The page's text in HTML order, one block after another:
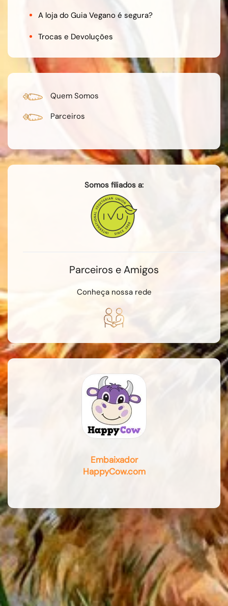
A loja do Guia Vegano é segura?
Trocas e Devoluções
Quem Somos
Parceiros
Somos filiados a:
Parceiros e Amigos
Conheça nossa rede
Embaixador
HappyCow.com